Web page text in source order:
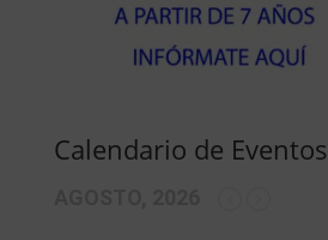
Calendario de Eventos